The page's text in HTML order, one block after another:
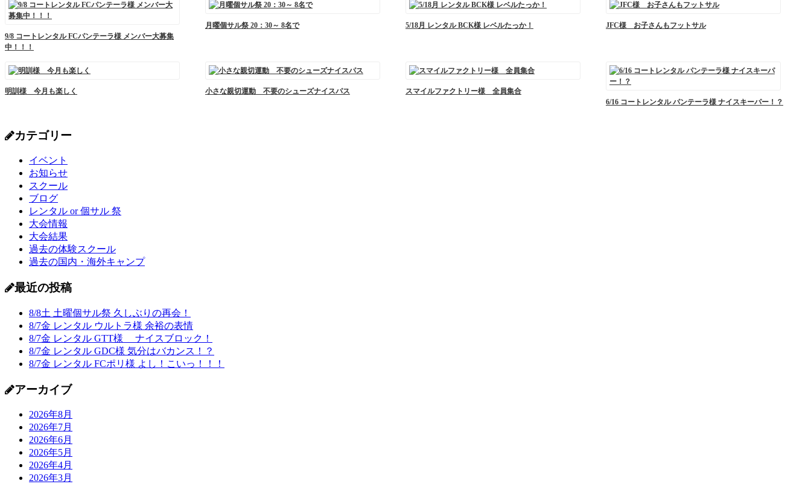
9/8 コートレンタル FCパンテーラ様 メンバー大募集
中！！！
月曜個サル祭 20：30～ 8名で 5/18月 レンタル BCK様 レベルたっか！ JFC様 お子さんもフットサル
明訓様 今月も楽しく 小さな親切運動 不要のシューズナイスパス
スマイルファクトリー様 全員集合
6/16 コートレンタル パンテーラ様 ナイスキーパー！？
カテゴリー
イベント
お知らせ
スクール
ブログ
レンタル or 個サル 祭
大会情報
大会結果
過去の体験スクール
過去の国内・海外キャンプ
最近の投稿
8/8土 土曜個サル祭 久しぶりの再会！
8/7金 レンタル ウルトラ様 余裕の表情
8/7金 レンタル GTT様 ナイスブロック！
8/7金 レンタル GDC様 気分はバカンス！？
8/7金 レンタル FCポリ様 よし！こいっ！！！
アーカイブ
2026年8月
2026年7月
2026年6月
2026年5月
2026年4月
2026年3月